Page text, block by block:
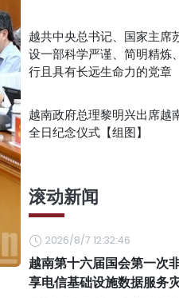
越共中央总书记、国家主席
设一部科学严谨、简明精炼
行且具有长远生命力的党章
越南政府总理黎明兴出席越
全日纪念仪式【组图】
滚动新闻
2026/8/7 12:32:46
越南第十六届国会第一次
享电信基础设施数据服务